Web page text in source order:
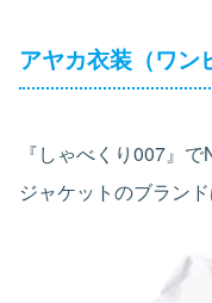
アヤカ衣装（ワン
『しゃべくり007』
ジャケットのブラン